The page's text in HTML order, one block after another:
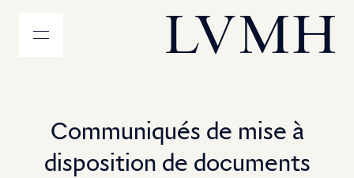
MENU Accueil LVMH
Communiqués de mise à
disposition de documents